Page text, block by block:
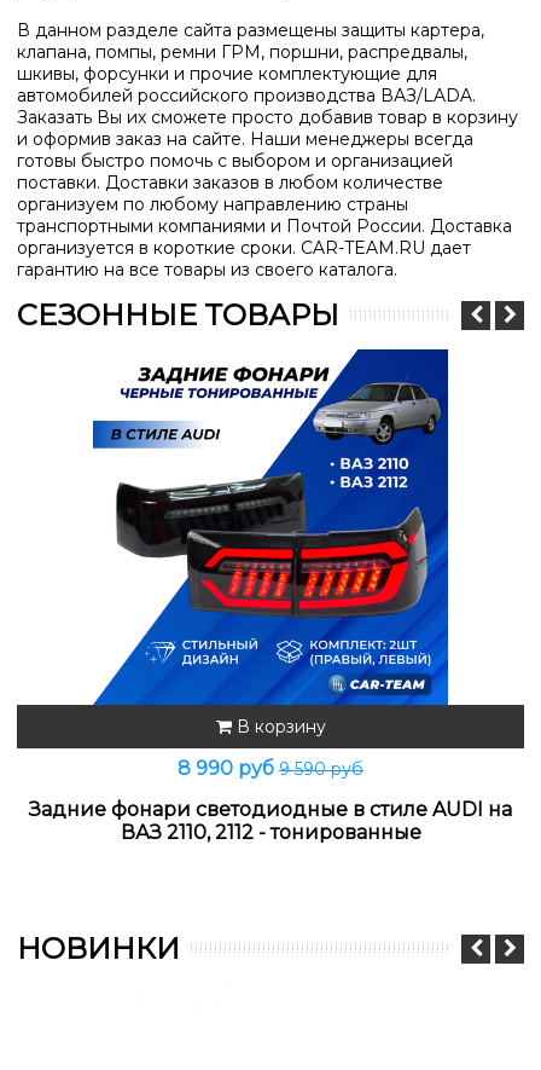
В данном разделе сайта размещены защиты картера,
клапана, помпы, ремни ГРМ, поршни, распредвалы,
шкивы, форсунки и прочие комплектующие для
автомобилей российского производства ВАЗ/LADA.
Заказать Вы их сможете просто добавив товар в корзину
и оформив заказ на сайте. Наши менеджеры всегда
готовы быстро помочь с выбором и организацией
поставки. Доставки заказов в любом количестве
организуем по любому направлению страны
транспортными компаниями и Почтой России. Доставка
организуется в короткие сроки. CAR-TEAM.RU дает
гарантию на все товары из своего каталога.
СЕЗОННЫЕ ТОВАРЫ
В корзину
8 990 руб 9 590 руб
Задние фонари светодиодные в стиле AUDI на
ВАЗ 2110, 2112 - тонированные
НОВИНКИ